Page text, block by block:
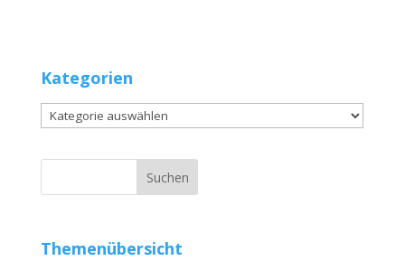
Kategorien
Kategorien
Themenübersicht